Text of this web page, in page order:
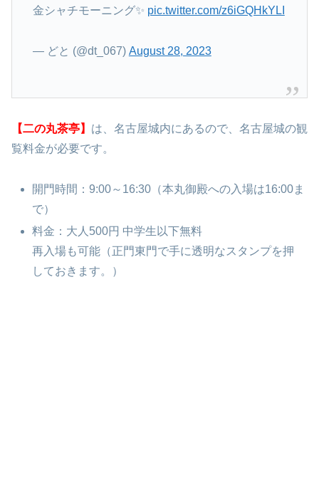
金シャチモーニング✨️ pic.twitter.com/z6iGQHkYLI
— どと (@dt_067) August 28, 2023
【二の丸茶亭】 は、名古屋城内にあるので、名古屋城の観
覧料金が必要です。
開門時間：9:00～16:30（本丸御殿への入場は16:00ま
で）
料金：大人500円 中学生以下無料
再入場も可能（正門東門で手に透明なスタンプを押
しておきます。）